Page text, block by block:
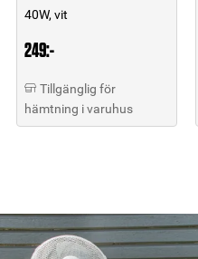
40W, vit
249:-
Tillgänglig för
hämtning i varuhus